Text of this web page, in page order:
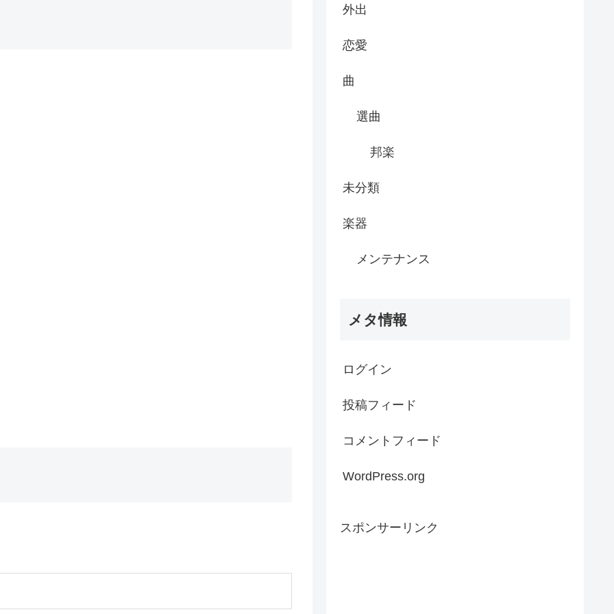
外出
恋愛
曲
選曲
邦楽
未分類
楽器
メンテナンス
メタ情報
ログイン
投稿フィード
コメントフィード
WordPress.org
スポンサーリンク